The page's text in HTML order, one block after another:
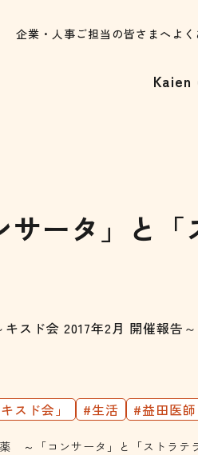
企業・人事ご担当の皆さまへ よ
Kaien
ータ」と
スド会 2017年2月 開催報告～
スド会」 #生活 #益田医
～「コンサータ」と「ストラテ